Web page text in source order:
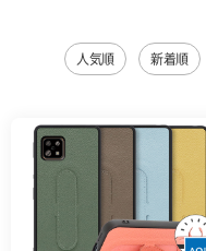
人気順 新着順